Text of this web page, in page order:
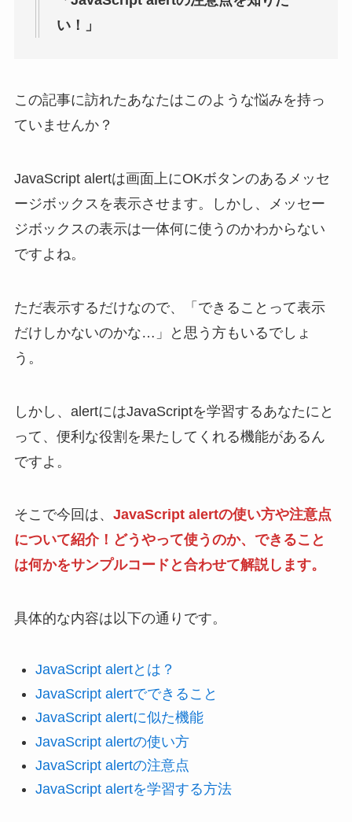
い！」
この記事に訪れたあなたはこのような悩みを持っ
ていませんか？
JavaScript alertは画面上にOKボタンのあるメッセ
ージボックスを表示させます。しかし、メッセー
ジボックスの表示は一体何に使うのかわからない
ですよね。
ただ表示するだけなので、「できることって表示
だけしかないのかな…」と思う方もいるでしょ
う。
しかし、alertにはJavaScriptを学習するあなたにと
って、便利な役割を果たしてくれる機能があるん
ですよ。
そこで今回は、 JavaScript alertの使い方や注意点
について紹介！どうやって使うのか、できること
は何かをサンプルコードと合わせて解説します。
具体的な内容は以下の通りです。
JavaScript alertとは？
JavaScript alertでできること
JavaScript alertに似た機能
JavaScript alertの使い方
JavaScript alertの注意点
JavaScript alertを学習する方法